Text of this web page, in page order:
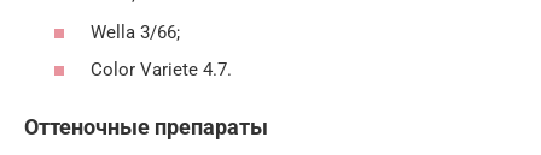
Wella 3/66;
Color Variete 4.7.
Оттеночные препараты